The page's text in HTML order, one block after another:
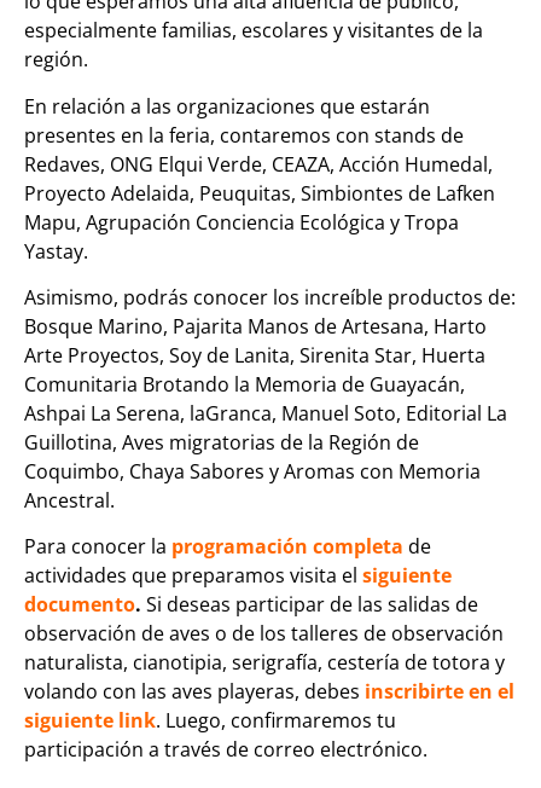
especialmente familias, escolares y visitantes de la
región.
En relación a las organizaciones que estarán
presentes en la feria, contaremos con stands de
Redaves, ONG Elqui Verde, CEAZA, Acción Humedal,
Proyecto Adelaida, Peuquitas, Simbiontes de Lafken
Mapu, Agrupación Conciencia Ecológica y Tropa
Yastay.
Asimismo, podrás conocer los increíble productos de:
Bosque Marino, Pajarita Manos de Artesana, Harto
Arte Proyectos, Soy de Lanita, Sirenita Star, Huerta
Comunitaria Brotando la Memoria de Guayacán,
Ashpai La Serena, laGranca, Manuel Soto, Editorial La
Guillotina, Aves migratorias de la Región de
Coquimbo, Chaya Sabores y Aromas con Memoria
Ancestral.
Para conocer la programación completa de
actividades que preparamos visita el siguiente
documento. Si deseas participar de las salidas de
observación de aves o de los talleres de observación
naturalista, cianotipia, serigrafía, cestería de totora y
volando con las aves playeras, debes inscribirte en el
siguiente link. Luego, confirmaremos tu
participación a través de correo electrónico.